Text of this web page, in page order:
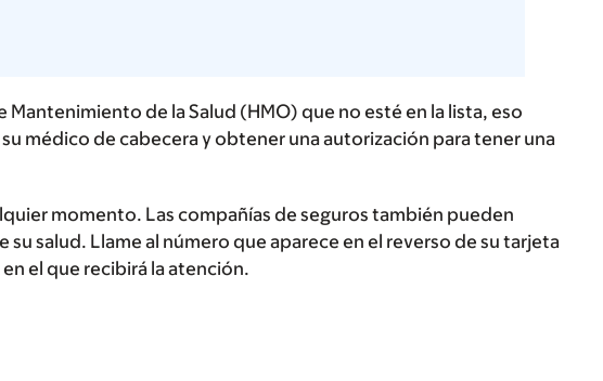
de la Salud (HMO) que no esté en la lista, eso
médico de cabecera y obtener una autorización para tener una
momento. Las compañías de seguros también pueden
salud. Llame al número que aparece en el reverso de su tarjeta
el que recibirá la atención.